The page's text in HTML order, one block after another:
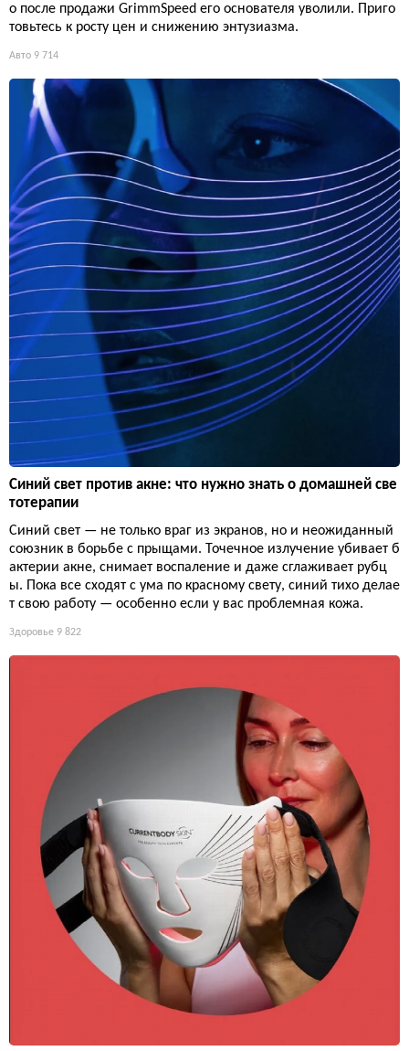
о после продажи GrimmSpeed его основателя уволили. Приго
товьтесь к росту цен и снижению энтузиазма.
Авто 9 714
Синий свет против акне: что нужно знать о домашней све
тотерапии
Синий свет — не только враг из экранов, но и неожиданный
союзник в борьбе с прыщами. Точечное излучение убивает б
актерии акне, снимает воспаление и даже сглаживает рубц
ы. Пока все сходят с ума по красному свету, синий тихо делае
т свою работу — особенно если у вас проблемная кожа.
Здоровье 9 822